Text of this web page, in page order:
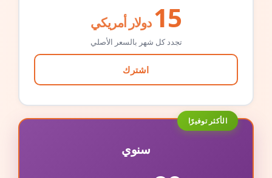
15 دولار أمريكي
تجدد كل شهر بالسعر الأصلي
اشترك
الأكثر توفيرًا
سنوي